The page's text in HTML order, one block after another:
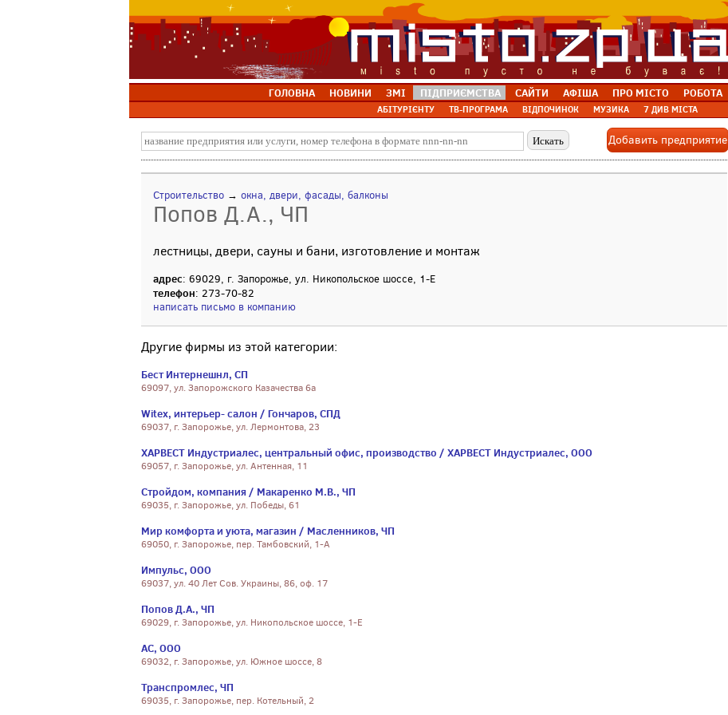
ГОЛОВНА НОВИНИ ЗМІ ПІДПРИЄМСТВА САЙТИ АФІША ПРО МІСТО РОБОТА
АБІТУРІЄНТУ ТВ-ПРОГРАМА ВІДПОЧИНОК МУЗИКА 7 ДИВ МІСТА
Добавить предприятие
Строительство → окна, двери, фасады, балконы
Попов Д.А., ЧП
лестницы, двери, сауны и бани, изготовление и монтаж
адрес: 69029, г. Запорожье, ул. Никопольское шоссе, 1-Е
телефон: 273-70-82
написать письмо в компанию
Другие фирмы из этой категории:
Бест Интернешнл, СП
69097, ул. Запорожского Казачества 6а
Witex, интерьер- салон / Гончаров, СПД
69037, г. Запорожье, ул. Лермонтова, 23
ХАРВЕСТ Индустриалес, центральный офис, производство / ХАРВЕСТ Индустриалес, ООО
69057, г. Запорожье, ул. Антенная, 11
Стройдом, компания / Макаренко М.В., ЧП
69035, г. Запорожье, ул. Победы, 61
Мир комфорта и уюта, магазин / Масленников, ЧП
69050, г. Запорожье, пер. Тамбовский, 1-А
Импульс, ООО
69037, ул. 40 Лет Сов. Украины, 86, оф. 17
Попов Д.А., ЧП
69029, г. Запорожье, ул. Никопольское шоссе, 1-Е
АС, ООО
69032, г. Запорожье, ул. Южное шоссе, 8
Транспромлес, ЧП
69035, г. Запорожье, пер. Котельный, 2